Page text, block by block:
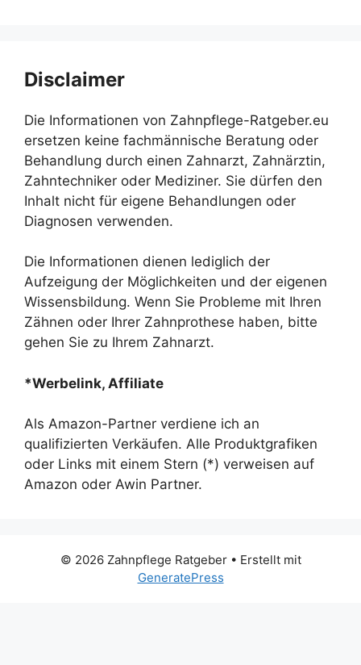
Disclaimer
Die Informationen von Zahnpflege-Ratgeber.eu
ersetzen keine fachmännische Beratung oder
Behandlung durch einen Zahnarzt, Zahnärztin,
Zahntechniker oder Mediziner. Sie dürfen den
Inhalt nicht für eigene Behandlungen oder
Diagnosen verwenden.
Die Informationen dienen lediglich der
Aufzeigung der Möglichkeiten und der eigenen
Wissensbildung. Wenn Sie Probleme mit Ihren
Zähnen oder Ihrer Zahnprothese haben, bitte
gehen Sie zu Ihrem Zahnarzt.
*Werbelink, Affiliate
Als Amazon-Partner verdiene ich an
qualifizierten Verkäufen. Alle Produktgrafiken
oder Links mit einem Stern (*) verweisen auf
Amazon oder Awin Partner.
© 2026 Zahnpflege Ratgeber• Erstellt mit
GeneratePress